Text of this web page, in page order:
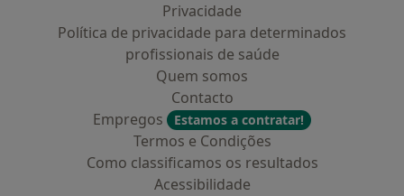
Privacidade
Política de privacidade para determinados
profissionais de saúde
Quem somos
Contacto
Empregos
Estamos a contratar!
Termos e Condições
Como classificamos os resultados
Acessibilidade